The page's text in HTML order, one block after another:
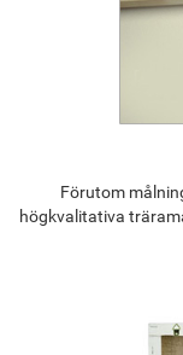
Förutom
högkvalitativa